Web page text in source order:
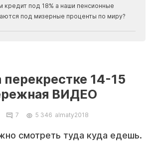
кредит под 18% а наши пенсионные
под мизерные проценты по миру?
перекрестке 14-15
ВИДЕО
7 5 346 almaty2018
смотреть туда куда едешь.